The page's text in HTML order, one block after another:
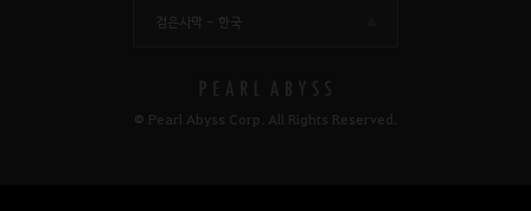
검은사막 - 한국
© Pearl Abyss Corp. All Rights Reserved.